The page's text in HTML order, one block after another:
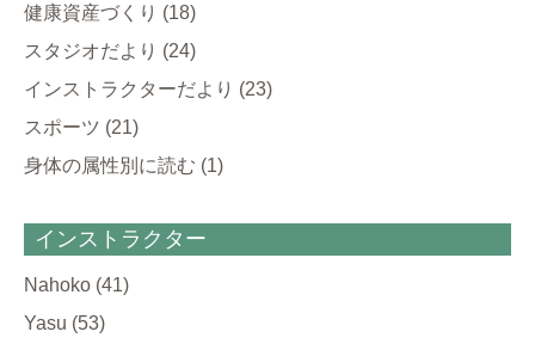
健康資産づくり (18)
スタジオだより (24)
インストラクターだより (23)
スポーツ (21)
身体の属性別に読む (1)
インストラクター
Nahoko (41)
Yasu (53)